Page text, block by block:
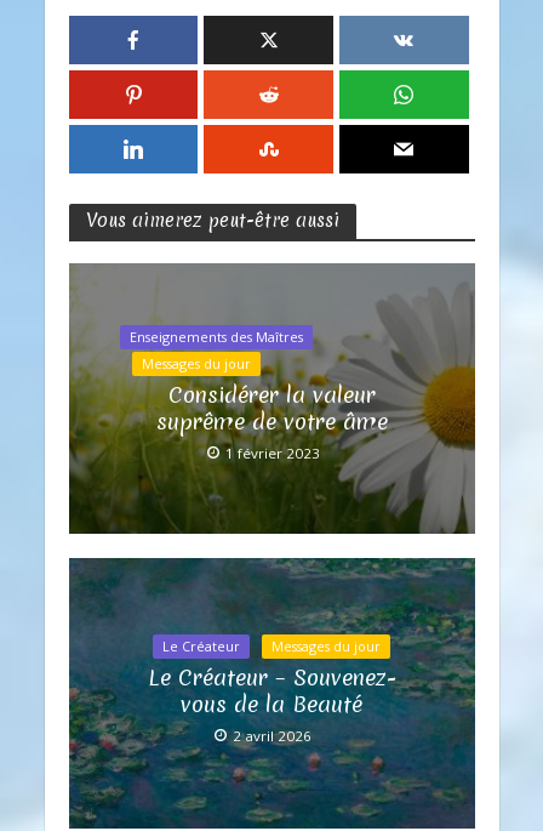
Vous aimerez peut-être aussi
Enseignements des Maîtres
Messages du jour
Considérer la valeur
suprême de votre âme
1 février 2023
Le Créateur Messages du jour
Le Créateur – Souvenez-
vous de la Beauté
2 avril 2026